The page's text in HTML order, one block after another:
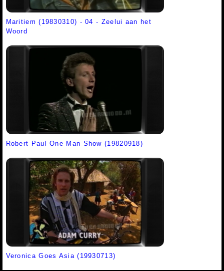
Maritiem (19830310) - 04 - Zeelui aan het
Woord
Robert Paul One Man Show (19820918)
Veronica Goes Asia (19930713)